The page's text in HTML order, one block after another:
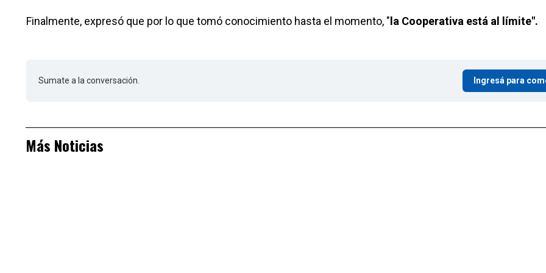
Finalmente, expresó que por lo que tomó conocimiento hasta el momento, " la Cooperativa está al límite".
Sumate a la conversación. Ingresá para
Más Noticias